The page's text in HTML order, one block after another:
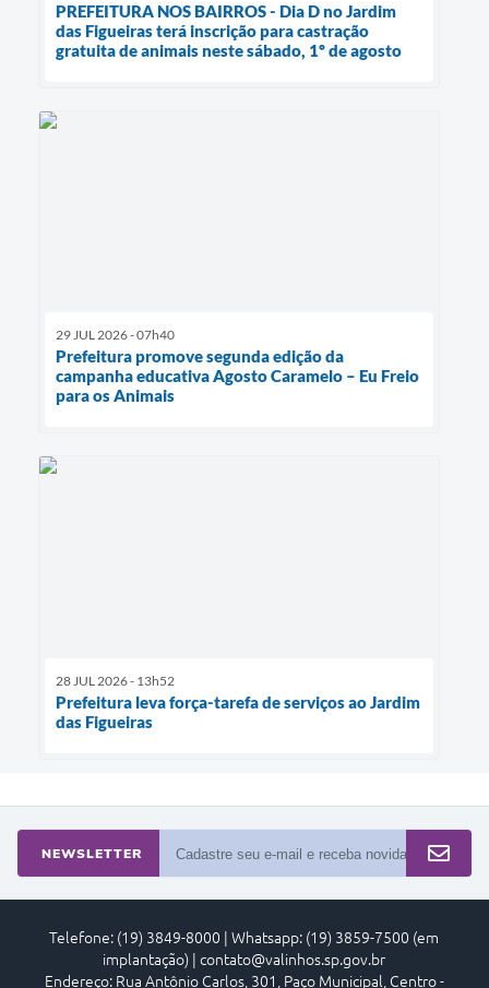
PREFEITURA NOS BAIRROS - Dia D no Jardim
das Figueiras terá inscrição para castração
gratuita de animais neste sábado, 1º de agosto
29 JUL 2026 - 07h40
Prefeitura promove segunda edição da
campanha educativa Agosto Caramelo – Eu Freio
para os Animais
28 JUL 2026 - 13h52
Prefeitura leva força-tarefa de serviços ao Jardim
das Figueiras
NEWSLETTER
Telefone: (19) 3849-8000 | Whatsapp: (19) 3859-7500 (em
implantação) | contato@valinhos.sp.gov.br
Endereço: Rua Antônio Carlos, 301, Paço Municipal, Centro -